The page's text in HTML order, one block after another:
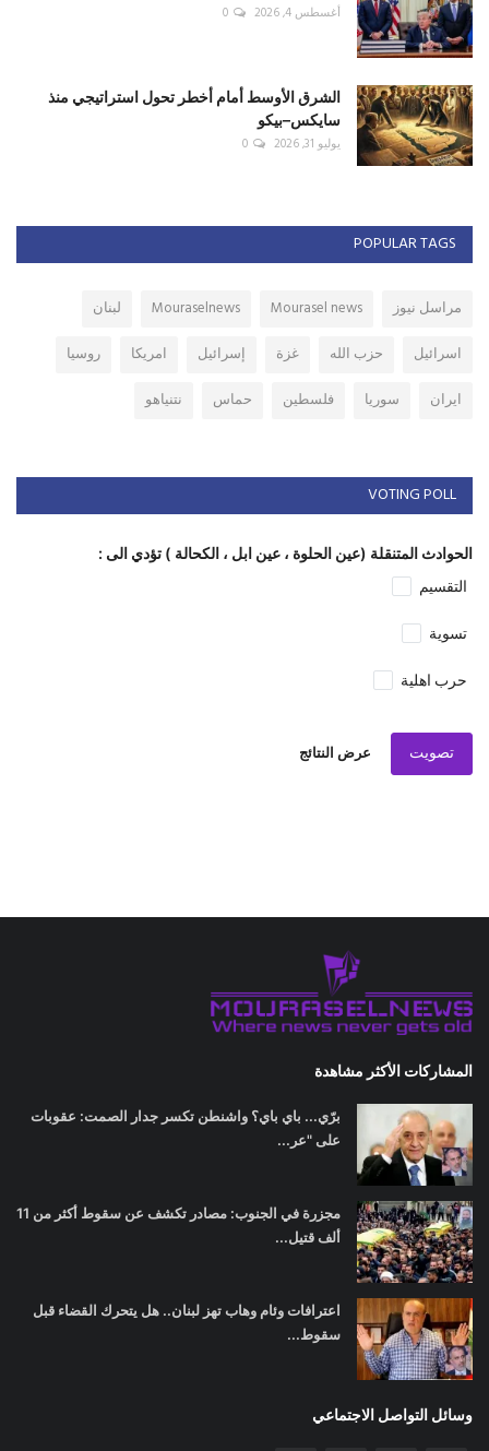
أغسطس 4, 2026 0
الشرق الأوسط أمام أخطر تحول استراتيجي منذ
سايكس–بيكو
يوليو 31, 2026 0
POPULAR TAGS
مراسل نيوز Mourasel news
Mouraselnews
لبنان
اسرائيل
حزب الله غزة إسرائيل امريكا
روسيا
ايران
سوريا فلسطين حماس نتنياهو
VOTING POLL
الحوادث المتنقلة (عين الحلوة ، عين ابل ، الكحالة ) تؤدي الى :
التقسيم
تسوية
حرب اهلية
تصويت عرض النتائج
المشاركات الأكثر مشاهدة
برّي... باي باي؟ واشنطن تكسر جدار الصمت: عقوبات
على "عر...
مجزرة في الجنوب: مصادر تكشف عن سقوط أكثر من 11
ألف قتيل...
اعترافات وئام وهاب تهز لبنان.. هل يتحرك القضاء قبل
سقوط...
وسائل التواصل الاجتماعي